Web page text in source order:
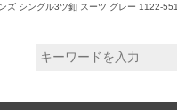
ズ シングル3ツ釦 スーツ グレー 1122-